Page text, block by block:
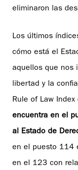
eliminaron las
Los últimos
cómo está el
aquellos que nos
libertad y la
Rule of Law
encuentra en el
al Estado de
en el puesto 114
en el 123 con